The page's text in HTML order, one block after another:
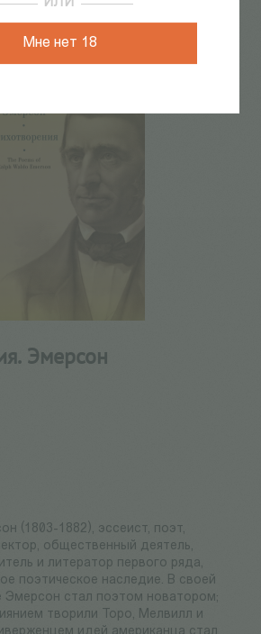
ИЛИ
Мне нет 18
Эмерсон
(1803-1882), эссеист, поэт,
общественный деятель,
и литератор первого ряда,
поэтическое наследие. В своей
Эмерсон стал поэтом новатором;
творили Торо, Мелвилл и